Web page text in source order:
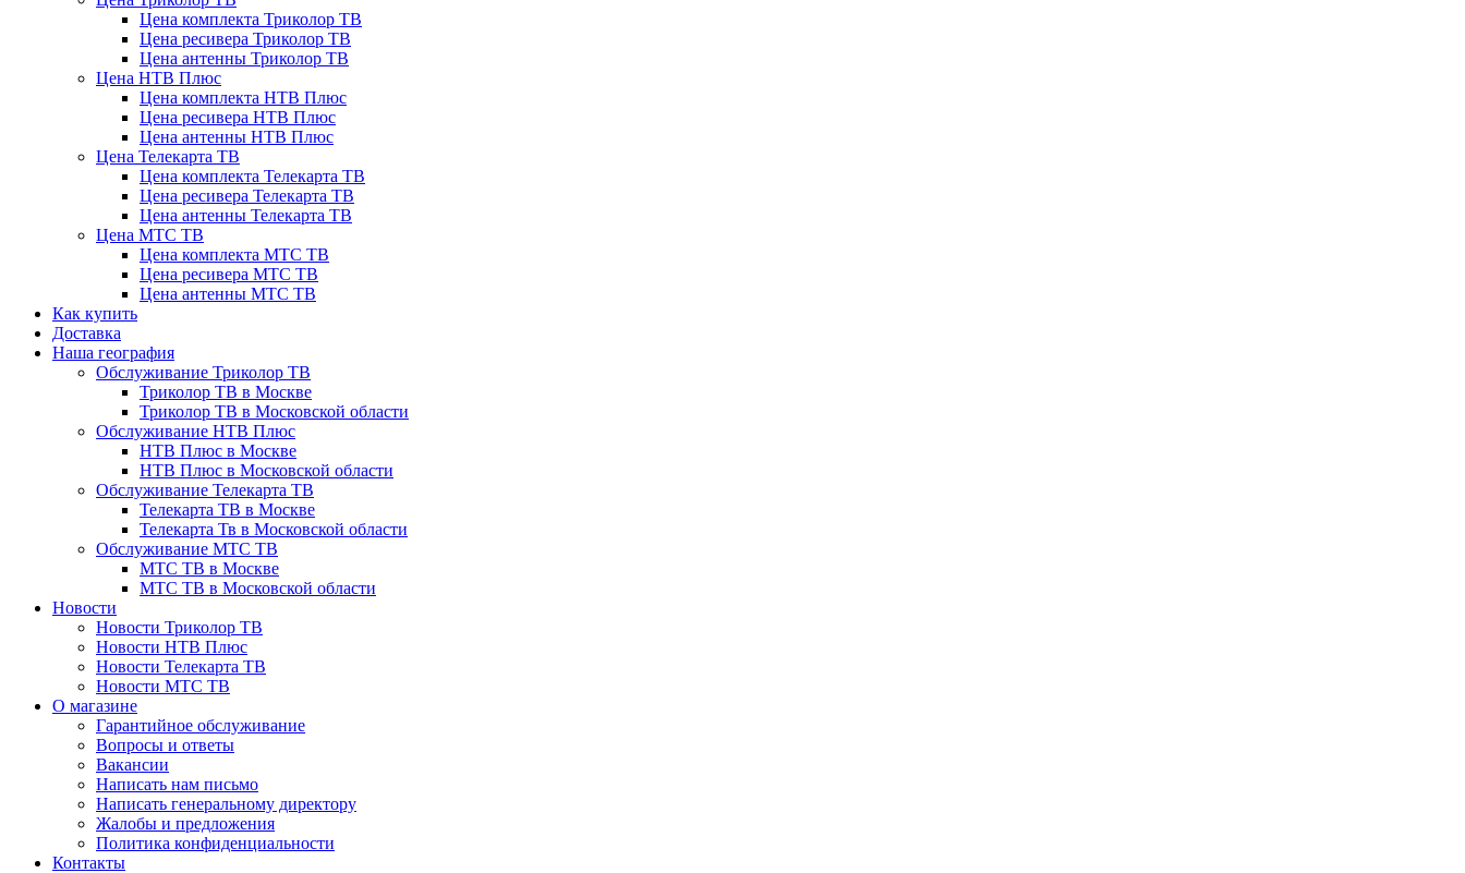
Цена комплекта Триколор ТВ
Цена ресивера Триколор ТВ
Цена антенны Триколор ТВ
Цена НТВ Плюс
Цена комплекта НТВ Плюс
Цена ресивера НТВ Плюс
Цена антенны НТВ Плюс
Цена Телекарта ТВ
Цена комплекта Телекарта ТВ
Цена ресивера Телекарта ТВ
Цена антенны Телекарта ТВ
Цена МТС ТВ
Цена комплекта МТС ТВ
Цена ресивера МТС ТВ
Цена антенны МТС ТВ
Как купить
Доставка
Наша география
Обслуживание Триколор ТВ
Триколор ТВ в Москве
Триколор ТВ в Московской области
Обслуживание НТВ Плюс
НТВ Плюс в Москве
НТВ Плюс в Московской области
Обслуживание Телекарта ТВ
Телекарта ТВ в Москве
Телекарта Тв в Московской области
Обслуживание МТС ТВ
МТС ТВ в Москве
МТС ТВ в Московской области
Новости
Новости Триколор ТВ
Новости НТВ Плюс
Новости Телекарта ТВ
Новости МТС ТВ
О магазине
Гарантийное обслуживание
Вопросы и ответы
Вакансии
Написать нам письмо
Написать генеральному директору
Жалобы и предложения
Политика конфиденциальности
Контакты